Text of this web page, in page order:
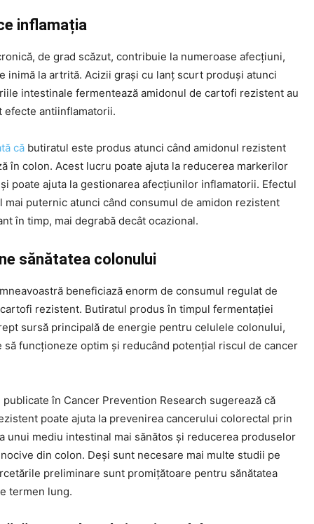
inflamația
de grad scăzut, contribuie la numeroase afecțiuni,
inimă la artrită. Acizii grași cu lanț scurt produși atunci
intestinale fermentează amidonul de cartofi rezistent au
efecte antiinflamatorii.
că butiratul este produs atunci când amidonul rezistent
în colon. Acest lucru poate ajuta la reducerea markerilor
poate ajuta la gestionarea afecțiunilor inflamatorii. Efectul
mai puternic atunci când consumul de amidon rezistent
în timp, mai degrabă decât ocazional.
sănătatea colonului
beneficiază enorm de consumul regulat de
rezistent. Butiratul produs în timpul fermentației
sursă principală de energie pentru celulele colonului,
să funcționeze optim și reducând potențial riscul de cancer
în Cancer Prevention Research sugerează că
poate ajuta la prevenirea cancerului colorectal prin
unui mediu intestinal mai sănătos și reducerea produselor
din colon. Deși sunt necesare mai multe studii pe
preliminare sunt promițătoare pentru sănătatea
termen lung.